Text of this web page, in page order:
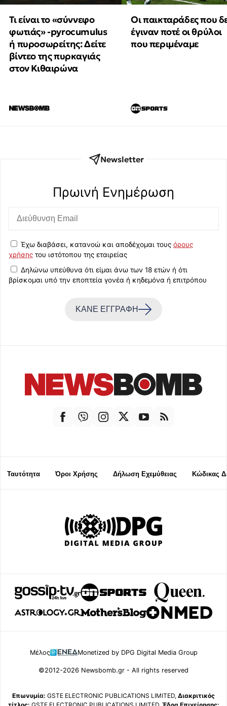
Τι είναι το «σύννεφο
φωτιάς» -pyrocumulus
ή πυροσωρείτης: Δείτε
βίντεο της πυρκαγιάς
στον Κιθαιρώνα
Οι παικταράδες που
έγιναν ποτέ οι θρύλοι
που περιμέναμε
Newsletter
Πρωινή Eνημέρωση
Έχω διαβάσει, κατανοώ και αποδέχομαι τους όρους
χρήσης του ιστότοπου της εταιρείας
Δηλώνω υπεύθυνα ότι είμαι άνω των 18 ετών ή ότι
βρίσκομαι υπό την εποπτεία γονέα ή κηδεμόνα ή επιτρόπου
ΚΑΝΕ ΕΓΓΡΑΦΗ
Ταυτότητα Όροι Χρήσης Δήλωση Εχεμύθειας Κώδικας
Μέλος Monetized by DPG Digital Media Group
©2012-2026 Newsbomb.gr - All rights reserved
Επωνυμία: GSTE ELECTRONIC PUBLICATIONS LIMITED, Διακριτικός